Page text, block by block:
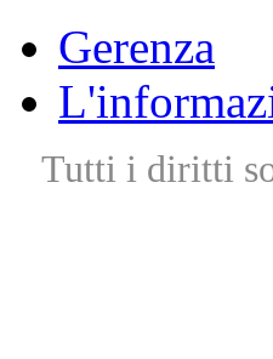
Gerenza
Tutti i diritti